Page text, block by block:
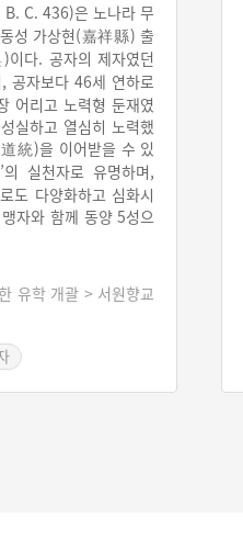
C. 436)은 노나라 무
성 가상현(嘉祥縣) 출
다. 공자의 제자였던
공자보다 46세 연하로
어리고 노력형 둔재였
실하고 열심히 노력했
統)을 이어받을 수 있
실천자로 유명하며,
도 다양화하고 심화시
자와 함께 동양 5성으
유학 개괄 > 서원향교